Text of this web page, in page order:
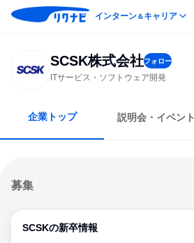
インターン＆キャリア
SCSK株式会社フォロー
ITサービス・ソフトウェア開発
企業トップ 説明会・イベント
募集
SCSKの新卒情報